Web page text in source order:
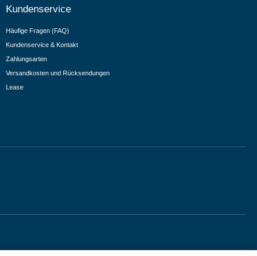
Kundenservice
Häufige Fragen (FAQ)
Kundenservice & Kontakt
Zahlungsarten
Versandkosten und Rücksendungen
Lease